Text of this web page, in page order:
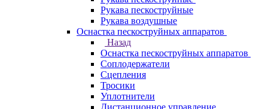
Рукава пескоструйные
Рукава воздушные
Оснастка пескоструйных аппаратов
Назад
Оснастка пескоструйных аппаратов
Соплодержатели
Сцепления
Тросики
Уплотнители
Дистанционное управление